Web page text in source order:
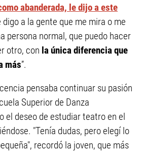
abanderada, le dijo a este
digo a la gente que me mira o me
persona normal, que puedo hacer
otro, con la única diferencia que
más”.
pensaba continuar su pasión
Superior de Danza
el deseo de estudiar teatro en el
"Tenía dudas, pero elegí lo
recordó la joven, que más